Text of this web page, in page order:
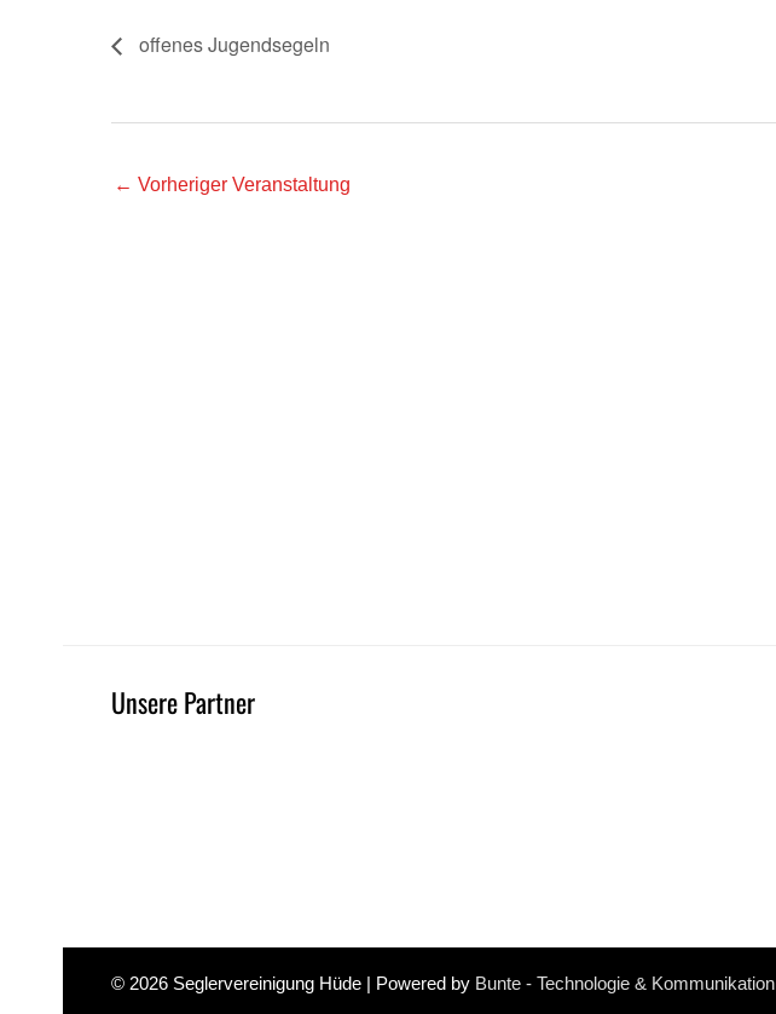
offenes Jugendsegeln
← Vorheriger Veranstaltung
Unsere Partner
© 2026 Seglervereinigung Hüde | Powered by Bunte - Technologie & Kommunikation